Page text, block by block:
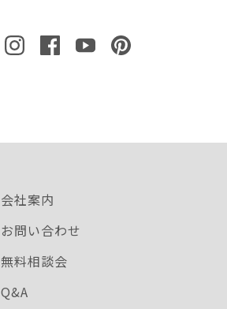
会社案内
お問い合わせ
無料相談会
Q&A